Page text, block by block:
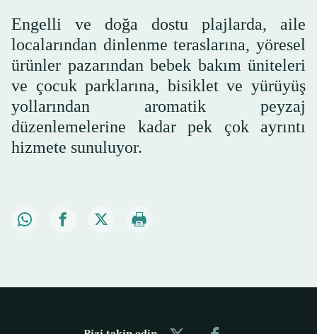
Engelli ve doğa dostu plajlarda, aile
localarından dinlenme teraslarına, yöresel
ürünler pazarından bebek bakım üniteleri
ve çocuk parklarına, bisiklet ve yürüyüş
yollarından aromatik peyzaj
düzenlemelerine kadar pek çok ayrıntı
hizmete sunuluyor.